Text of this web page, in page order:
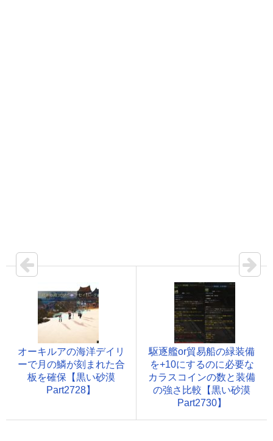
オーキルアの海洋デイリ
ーで月の鱗が刻まれた合
板を確保【黒い砂漠
Part2728】
駆逐艦or貿易船の緑装備
を+10にするのに必要な
カラスコインの数と装備
の強さ比較【黒い砂漠
Part2730】